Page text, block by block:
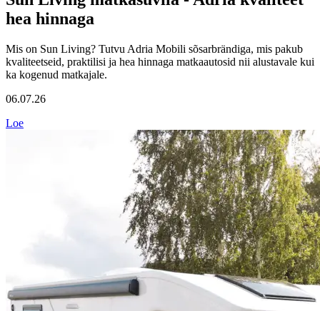
hea hinnaga
Mis on Sun Living? Tutvu Adria Mobili sõsarbrändiga, mis pakub
kvaliteetseid, praktilisi ja hea hinnaga matkaautosid nii alustavale kui
ka kogenud matkajale.
06.07.26
Loe